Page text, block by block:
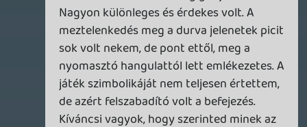
Ha már fura játékok, most jött velem
szembe az About Fishing demója (a teljes
játék idén később fog megjelenni). Szintén
egy elvont, rejtélyes, retro hangulatú játék,
ajánlom kipróbálásra! Steam-en elérhető a
demo.
2026.06.12 11:16:53#21254